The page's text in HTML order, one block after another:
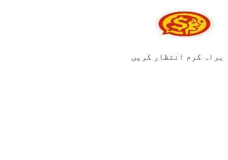
براہ کرم انتظار کریں